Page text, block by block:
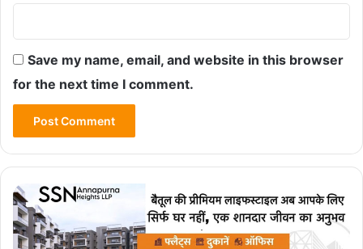
Save my name, email, and website in this browser
for the next time I comment.